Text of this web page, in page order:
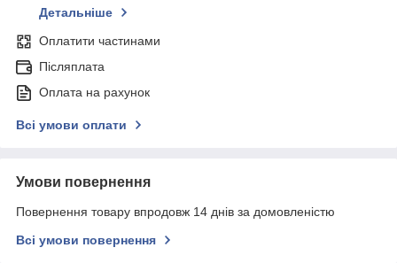
Детальніше
Оплатити частинами
Післяплата
Оплата на рахунок
Всі умови оплати
Умови повернення
Повернення товару впродовж 14 днів за домовленістю
Всі умови повернення